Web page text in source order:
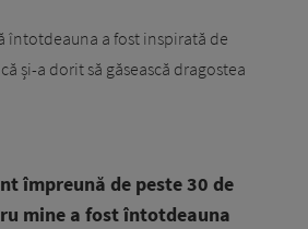
întotdeauna a fost inspirată de
și-a dorit să găsească dragostea
împreună de peste 30 de
mine a fost întotdeauna